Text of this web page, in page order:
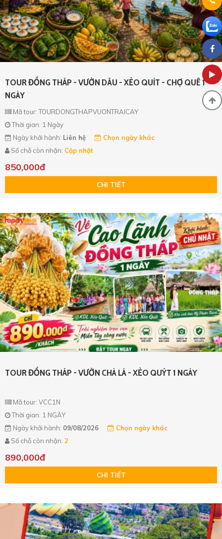
TOUR ĐỒNG THÁP - VƯỜN DÂU - XẺO QUÍT - CHỢ QUÊ 1
NGÀY
Mã tour: TOURDONGTHAPVUONTRAICAY
Thời gian: 1 Ngày
Ngày khởi hành: Liên hệ
Chọn ngày khác
Số chỗ còn nhận: Cập nhật
850,000đ
CHI TIẾT
TOUR ĐỒNG THÁP - VƯỜN CHÀ LÀ - XẺO QUÝT 1 NGÀY
Mã tour: VCC1N
Thời gian: 1 NGÀY
Ngày khởi hành: 09/08/2026
Chọn ngày khác
Số chỗ còn nhận: 2
890,000đ
CHI TIẾT